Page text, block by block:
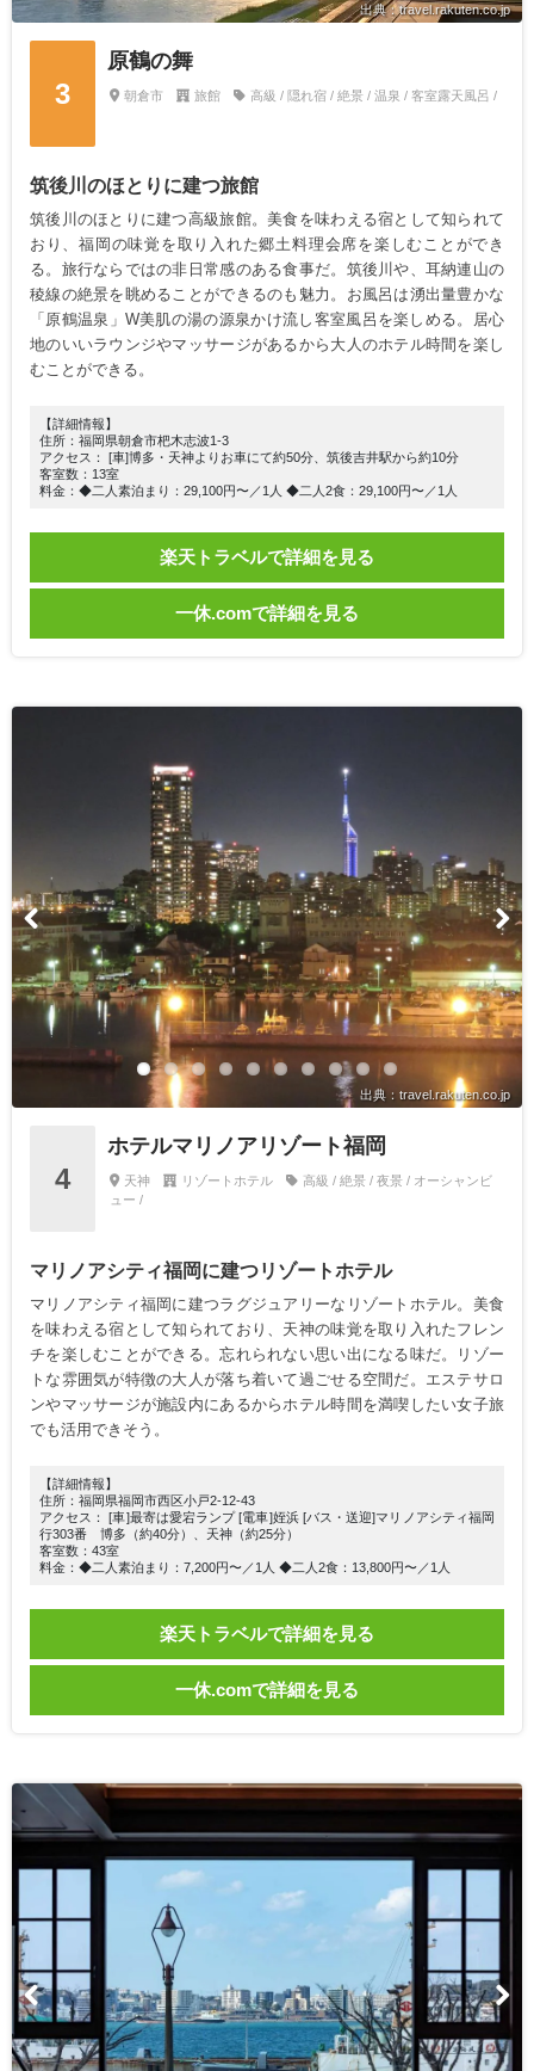
出典：travel.rakuten.co.jp
3
原鶴の舞
朝倉市 旅館 高級 / 隠れ宿 / 絶景 / 温泉 / 客室露天風呂 /
筑後川のほとりに建つ旅館
筑後川のほとりに建つ高級旅館。美食を味わえる宿として知られて
おり、福岡の味覚を取り入れた郷土料理会席を楽しむことができ
る。旅行ならではの非日常感のある食事だ。筑後川や、耳納連山の
稜線の絶景を眺めることができるのも魅力。お風呂は湧出量豊かな
「原鶴温泉」W美肌の湯の源泉かけ流し客室風呂を楽しめる。居心
地のいいラウンジやマッサージがあるから大人のホテル時間を楽し
むことができる。
【詳細情報】
住所：福岡県朝倉市杷木志波1-3
アクセス： [車]博多・天神よりお車にて約50分、筑後吉井駅から約10分
客室数：13室
料金：◆二人素泊まり：29,100円〜／1人 ◆二人2食：29,100円〜／1人
楽天トラベルで詳細を見る
一休.comで詳細を見る
出典：travel.rakuten.co.jp
4
ホテルマリノアリゾート福岡
天神 リゾートホテル
高級 / 絶景 / 夜景 / オーシャンビ
ュー /
マリノアシティ福岡に建つリゾートホテル
マリノアシティ福岡に建つラグジュアリーなリゾートホテル。美食
を味わえる宿として知られており、天神の味覚を取り入れたフレン
チを楽しむことができる。忘れられない思い出になる味だ。リゾー
トな雰囲気が特徴の大人が落ち着いて過ごせる空間だ。エステサロ
ンやマッサージが施設内にあるからホテル時間を満喫したい女子旅
でも活用できそう。
【詳細情報】
住所：福岡県福岡市西区小戸2-12-43
アクセス： [車]最寄は愛宕ランプ [電車]姪浜 [バス・送迎]マリノアシティ福岡
行303番 博多（約40分）、天神（約25分）
客室数：43室
料金：◆二人素泊まり：7,200円〜／1人 ◆二人2食：13,800円〜／1人
楽天トラベルで詳細を見る
一休.comで詳細を見る